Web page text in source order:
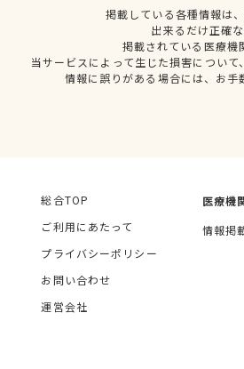
掲載している各種情報は
出来るだけ正確
掲載されている医療機
当サービスによって生じた損害につい
情報に誤りがある場合には、お
総合TOP
ご利用にあたって
プライバシーポリシー
お問い合わせ
運営会社
医療機
情報掲